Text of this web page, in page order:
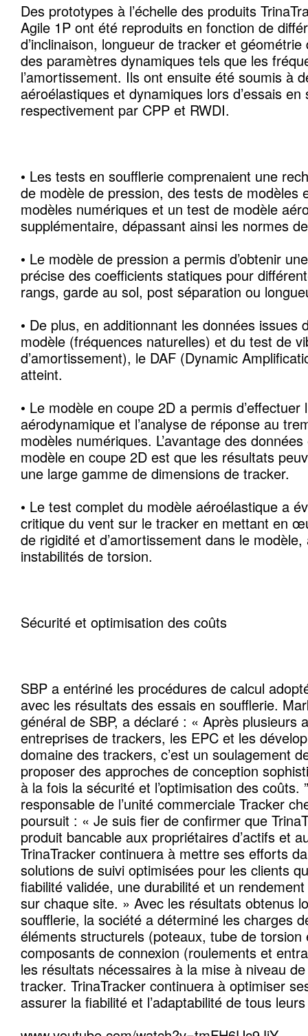
Des prototypes à l’échelle des produits
Agile 1P ont été reproduits en fonction de
d’inclinaison, longueur de tracker et
des paramètres dynamiques tels que les
l’amortissement. Ils ont ensuite été soumis à
aéroélastiques et dynamiques lors d’essais
respectivement par CPP et RWDI.
• Les tests en soufflerie comprenaient une
de modèle de pression, des tests de modèles
modèles numériques et un test de modèle
supplémentaire, dépassant ainsi les normes
• Le modèle de pression a permis d’obtenir
précise des coefficients statiques pour
rangs, garde au sol, post séparation ou
• De plus, en additionnant les données issues
modèle (fréquences naturelles) et du test de
d’amortissement), le DAF (Dynamic
atteint.
• Le modèle en coupe 2D a permis d’effectuer
aérodynamique et l’analyse de réponse au
modèles numériques. L’avantage des
modèle en coupe 2D est que les résultats
une large gamme de dimensions de tracker.
• Le test complet du modèle aéroélastique a
critique du vent sur le tracker en mettant en
de rigidité et d’amortissement dans le modèle,
instabilités de torsion.
Sécurité et optimisation des coûts
SBP a entériné les procédures de calcul
avec les résultats des essais en soufflerie.
général de SBP, a déclaré : « Après plusieurs
entreprises de trackers, les EPC et les
domaine des trackers, c’est un soulagement
proposer des approches de conception
à la fois la sécurité et l’optimisation des coûts.
responsable de l’unité commerciale Tracker
poursuit : « Je suis fier de confirmer que
produit bancable aux propriétaires d’actifs et
TrinaTracker continuera à mettre ses efforts
solutions de suivi optimisées pour les clients
fiabilité validée, une durabilité et un
sur chaque site. » Avec les résultats obtenus
soufflerie, la société a déterminé les charges
éléments structurels (poteaux, tube de
composants de connexion (roulements et
les résultats nécessaires à la mise à niveau
tracker. TrinaTracker continuera à optimiser
assurer la fiabilité et l’adaptabilité de tous